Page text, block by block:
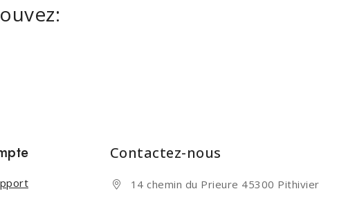
Contactez-nous
14 chemin du Prieure 45300 Pithivier